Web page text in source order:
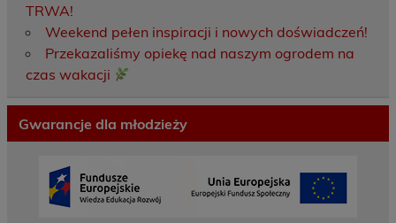
TRWA!
Weekend pełen inspiracji i nowych doświadczeń!
Przekazaliśmy opiekę nad naszym ogrodem na
czas wakacji
Gwarancje dla młodzieży